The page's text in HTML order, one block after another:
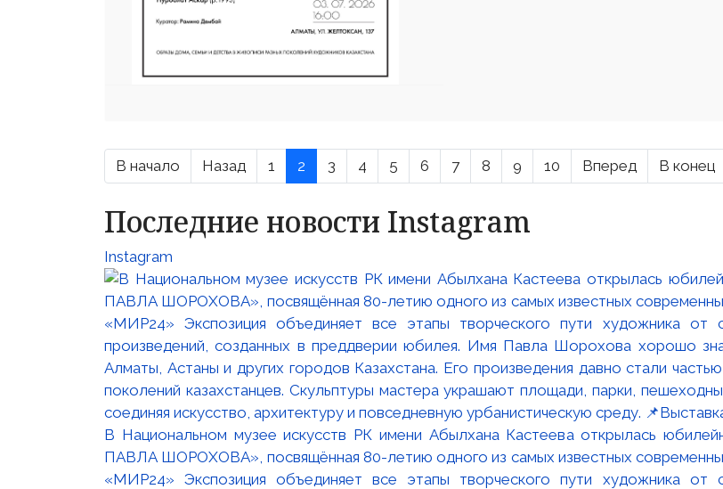
В начало Назад 1 2 3 4 5 6 7 8 9 10 Вперед В конец
Последние новости Instagram
Instagram
В Национальном музее искусств РК имени Абылхана Кастеева открылась
ПАВЛА ШОРОХОВА», посвящённая 80-летию одного из самых известных
«МИР24» Экспозиция объединяет все этапы творческого пути художника от